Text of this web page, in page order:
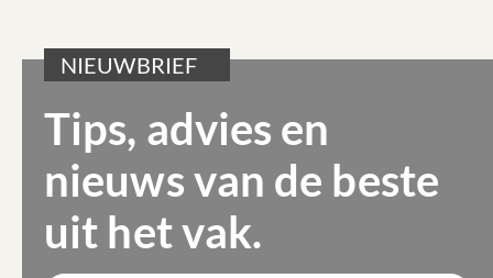
NIEUWBRIEF
Tips, advies en
nieuws van de beste
uit het vak.